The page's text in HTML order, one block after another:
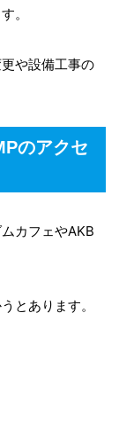
。
や設備工事の
のアクセ
カフェやAKB
とあります。